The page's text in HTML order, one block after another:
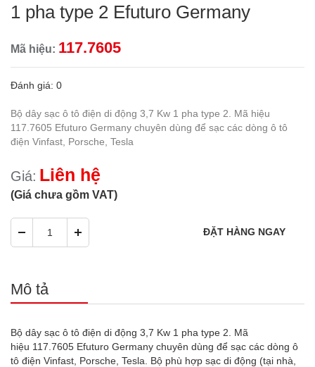
1 pha type 2 Efuturo Germany
Mã hiệu: 117.7605
Đánh giá: 0
Bộ dây sạc ô tô điện di động 3,7 Kw 1 pha type 2. Mã hiệu
117.7605 Efuturo Germany chuyên dùng để sạc các dòng ô tô
điện Vinfast, Porsche, Tesla
Giá: Liên hệ
(Giá chưa gồm VAT)
Mô tả
Bộ dây sạc ô tô điện di động 3,7 Kw 1 pha type 2. Mã
hiệu 117.7605 Efuturo Germany chuyên dùng để sạc các dòng ô
tô điện Vinfast, Porsche, Tesla. Bộ phù hợp sạc di động (tại nhà,